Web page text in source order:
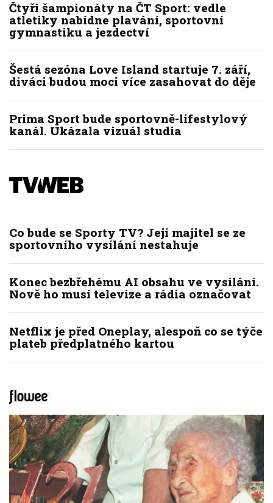
Čtyři šampionáty na ČT Sport: vedle
atletiky nabídne plavání, sportovní
gymnastiku a jezdectví
Šestá sezóna Love Island startuje 7. září,
diváci budou moci více zasahovat do děje
Prima Sport bude sportovně-lifestylový
kanál. Ukázala vizuál studia
Co bude se Sporty TV? Její majitel se ze
sportovního vysílání nestahuje
Konec bezbřehému AI obsahu ve vysílání.
Nově ho musí televize a rádia označovat
Netflix je před Oneplay, alespoň co se týče
plateb předplatného kartou